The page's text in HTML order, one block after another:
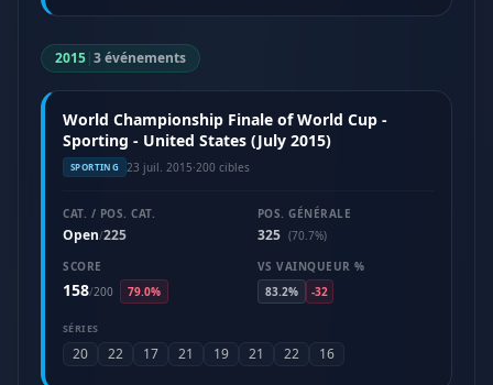
2015|3 événements
World Championship Finale of World Cup -
Sporting - United States (July 2015)
SPORTING 23 juil. 2015·200 cibles
CAT. / POS. CAT.
Open/225
POS. GÉNÉRALE
325 (70.7%)
SCORE
158/200 79.0%
VS VAINQUEUR %
83.2%
-32
SÉRIES
20 22 17 21 19 21 22 16